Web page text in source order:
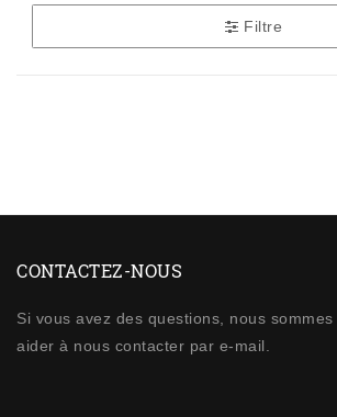
Filtre
CONTACTEZ-NOUS
Si vous avez des questions, nous
aider à nous contacter par e-mail.